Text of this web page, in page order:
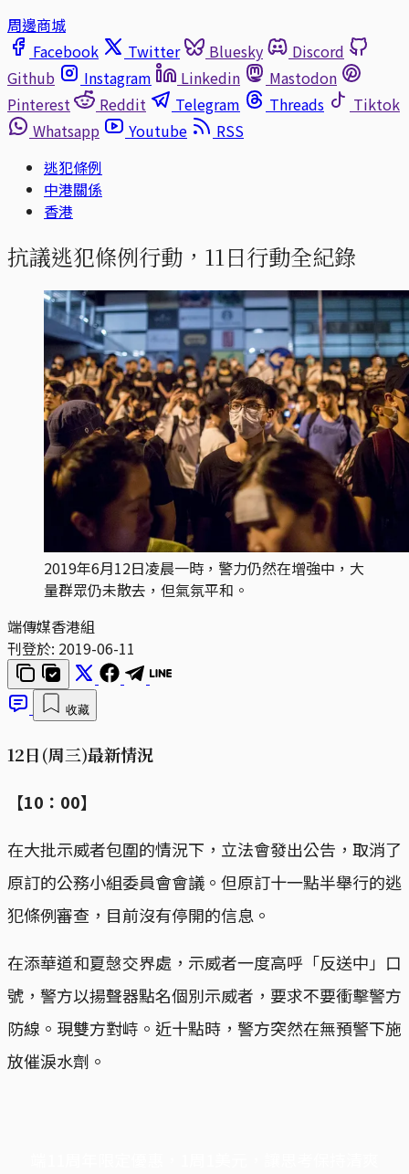
周邊商城
Facebook
Twitter Bluesky
Discord
Github
Instagram Linkedin
Mastodon
Pinterest
Reddit Telegram Threads
Tiktok
Whatsapp
Youtube
RSS
逃犯條例
中港關係
香港
抗議逃犯條例行動，11日行動全紀錄
2019年6月12日凌晨一時，警力仍然在增強中，大
量群眾仍未散去，但氣氛平和。
端傳媒香港組
刊登於: 2019-06-11
收藏
12日(周三)最新情況
【10：00】
在大批示威者包圍的情況下，立法會發出公告，取消了
原訂的公務小組委員會會議。但原訂十一點半舉行的逃
犯條例審查，目前沒有停開的信息。
在添華道和夏愨交界處，示威者一度高呼「反送中」口
號，警方以揚聲器點名個別示威者，要求不要衝擊警方
防線。現雙方對峙。近十點時，警方突然在無預警下施
放催淚水劑。